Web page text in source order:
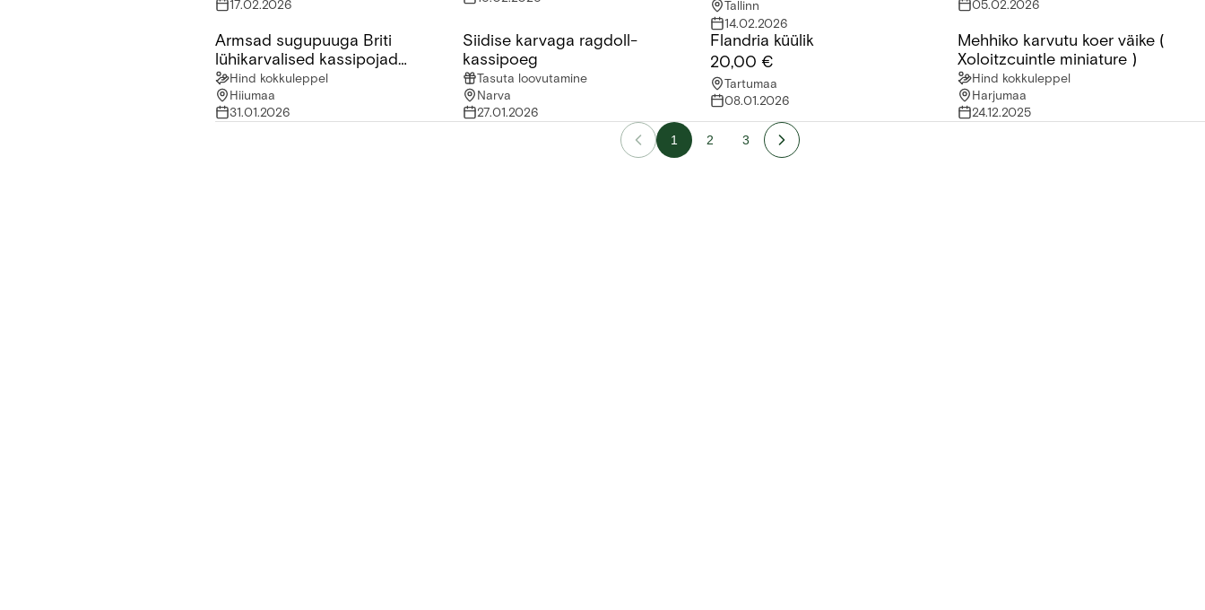
17.02.2026
Tallinn
14.02.2026
05.02.2026
Armsad sugupuuga Briti lühikarvalised kassipojad saadaval!
Armsad sugupuuga Briti
lühikarvalised kassipojad
saadaval!
Hind kokkuleppel
Hiiumaa
31.01.2026
Siidise karvaga ragdoll-kassipoeg
Siidise karvaga ragdoll-
kassipoeg
Tasuta loovutamine
Narva
27.01.2026
Flandria küülik
Flandria küülik
20,00 €
Tartumaa
08.01.2026
Mehhiko karvutu koer väike (
Mehhiko karvutu koer väike (
Xoloitzcuintle miniature )
Hind kokkuleppel
Harjumaa
24.12.2025
1 2 3